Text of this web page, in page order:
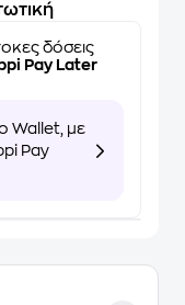
δόσεις
Pay Later
Wallet, με
Pay